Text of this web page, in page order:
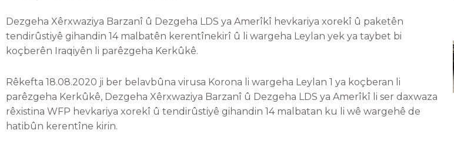
Dezgeha Xêrxwaziya Barzanî û Dezgeha LDS ya Amerîkî hevkariya xorekî û paketên
tendirûstiyê gihandin 14 malbatên kerentînekirî û li wargeha Leylan yek ya taybet bi
koçberên Iraqiyên li parêzgeha Kerkûkê.
Rêkefta 18.08.2020 ji ber belavbûna virusa Korona li wargeha Leylan 1 ya koçberan li
parêzgeha Kerkûkê, Dezgeha Xêrxwaziya Barzanî û Dezgeha LDS ya Amerîkî li ser daxwaza
rêxistina WFP hevkariya xorekî û tendirûstiyê gihandin 14 malbatan ku li wê wargehê de
hatibûn kerentîne kirin.